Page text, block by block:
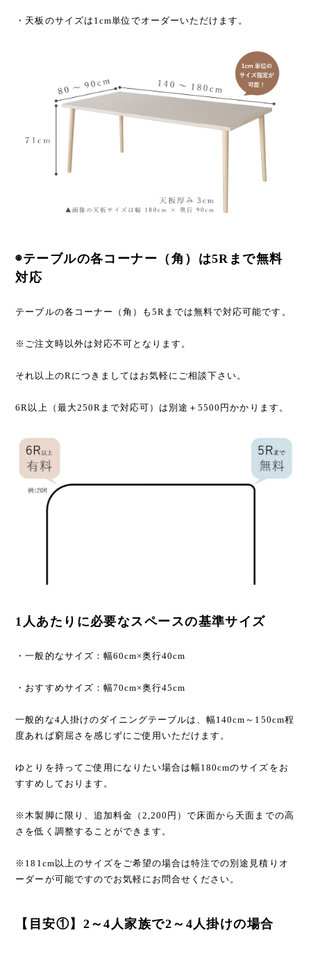
・天板のサイズは1cm単位でオーダーいただけます。
◉テーブルの各コーナー（角）は5Rまで無料
対応
テーブルの各コーナー（角）も5Rまでは無料で対応可能です。
※ご注文時以外は対応不可となります。
それ以上のRにつきましてはお気軽にご相談下さい。
6R以上（最大250Rまで対応可）は別途＋5500円かかります。
1人あたりに必要なスペースの基準サイズ
・一般的なサイズ：幅60cm×奥行40cm
・おすすめサイズ：幅70cm×奥行45cm
一般的な4人掛けのダイニングテーブルは、幅140cm～150cm程
度あれば窮屈さを感じずにご使用いただけます。
ゆとりを持ってご使用になりたい場合は幅180cmのサイズをお
すすめしております。
※木製脚に限り、追加料金（2,200円）で床面から天面までの高
さを低く調整することができます。
※181cm以上のサイズをご希望の場合は特注での別途見積りオ
ーダーが可能ですのでお気軽にお問合せください。
【目安①】2～4人家族で2～4人掛けの場合